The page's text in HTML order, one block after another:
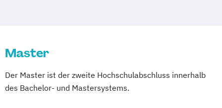
Chemical and Pharmaceutical Engineering
Cultural Sociology
Darstellende Geometrie (Lehramt)
Master
Der Master ist der zweite Hochschulabschluss innerhalb
des Bachelor- und Mastersystems.